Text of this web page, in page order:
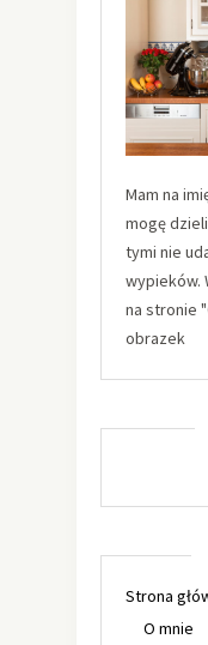
Mam na
mogę
tymi nie
wypieków.
na stronie
obrazek
Strona
O mnie